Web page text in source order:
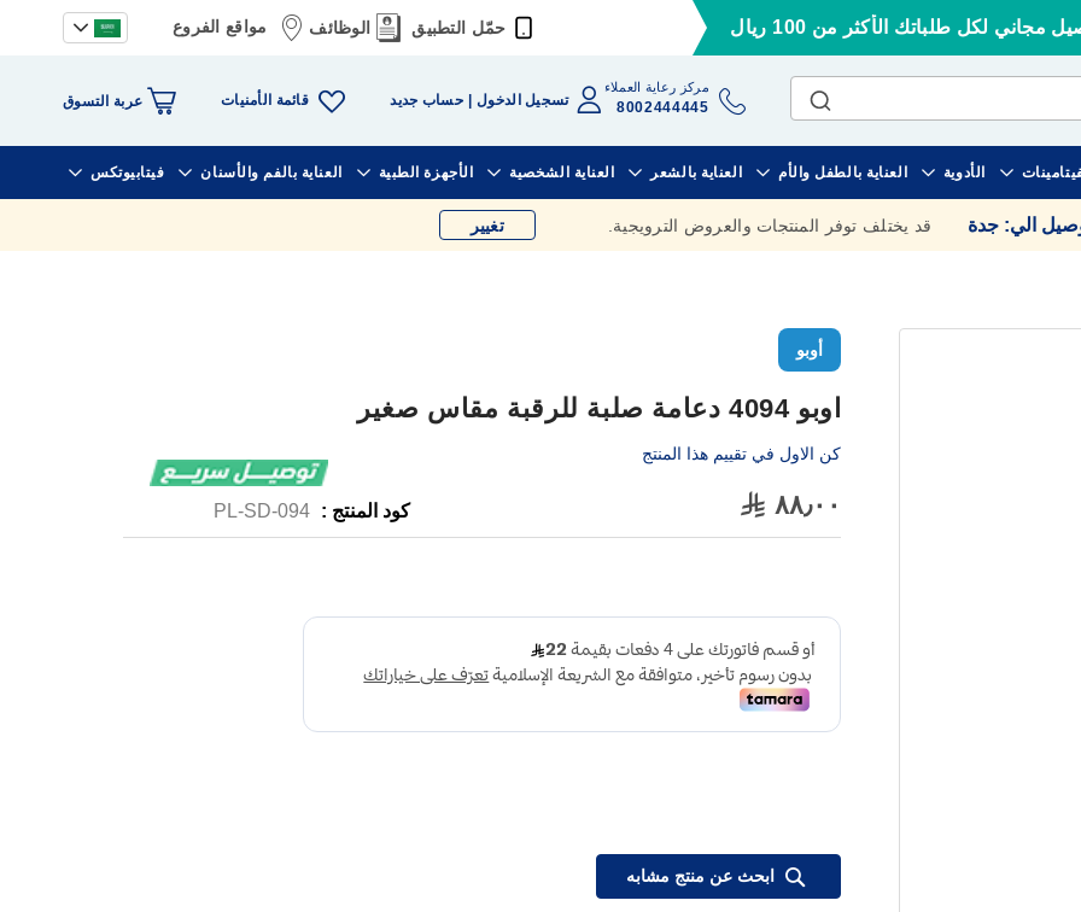
مجاني لكل طلباتك الأكثر من 100 ريال حمّل التطبيق الوظائف مواقع الفروع
مركز رعاية العملاء
8002444445 تسجيل الدخول حساب جديد قائمة الأمنيات عربة التسوق
الأدوية العناية بالطفل والأم العناية بالشعر العناية الشخصية الأجهزة الطبية العناية بالفم والأسنان فيتابيوتكس
الي: جدة قد يختلف توفر المنتجات والعروض الترويجية. تغيير
أوبو
اوبو 4094 دعامة صلبة للرقبة مقاس صغير
كن الاول في تقييم هذا المنتج
٨٨٫٠٠ كود المنتج : PL-SD-094
ابحث عن منتج مشابه